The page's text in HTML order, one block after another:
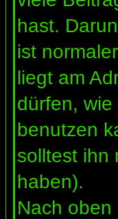
hast.
ist
liegt am
dürfen,
benutzen
solltest ihn
haben).
Nach oben